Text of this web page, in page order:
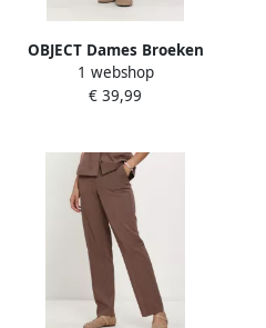
OBJECT Dames Broeken
Objlisa Slim Pant Noos
Bruin
1 webshop
€ 39,99